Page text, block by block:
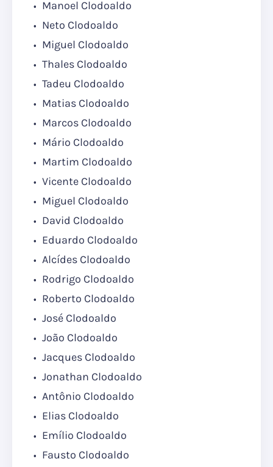
Manoel Clodoaldo
Neto Clodoaldo
Miguel Clodoaldo
Thales Clodoaldo
Tadeu Clodoaldo
Matias Clodoaldo
Marcos Clodoaldo
Mário Clodoaldo
Martim Clodoaldo
Vicente Clodoaldo
Miguel Clodoaldo
David Clodoaldo
Eduardo Clodoaldo
Alcídes Clodoaldo
Rodrigo Clodoaldo
Roberto Clodoaldo
José Clodoaldo
João Clodoaldo
Jacques Clodoaldo
Jonathan Clodoaldo
Antônio Clodoaldo
Elias Clodoaldo
Emílio Clodoaldo
Fausto Clodoaldo